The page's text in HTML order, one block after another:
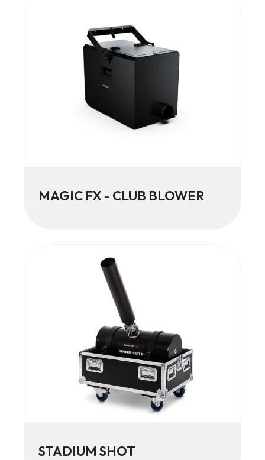
MAGIC FX - CLUB BLOWER
STADIUM SHOT